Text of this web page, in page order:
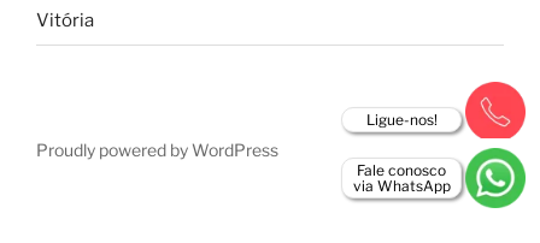
Fale conosco
via WhatsApp
Ligue-nos!
Vitória
Proudly powered by WordPress